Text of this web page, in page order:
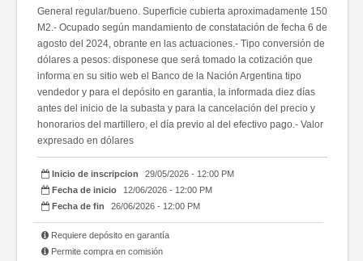
General regular/bueno. Superficie cubierta aproximadamente 150
M2.- Ocupado según mandamiento de constatación de fecha 6 de
agosto del 2024, obrante en las actuaciones.- Tipo conversión de
dólares a pesos: disponese que será tomado la cotización que
informa en su sitio web el Banco de la Nación Argentina tipo
vendedor y para el depósito en garantia, la informada diez días
antes del inicio de la subasta y para la cancelación del precio y
honorarios del martillero, el día previo al del efectivo pago.- Valor
expresado en dólares
Inicio de inscripcion
29/05/2026 - 12:00 PM
Fecha de inicio
12/06/2026 - 12:00 PM
Fecha de fin
26/06/2026 - 12:00 PM
Requiere depósito en garantía
Permite compra en comisión